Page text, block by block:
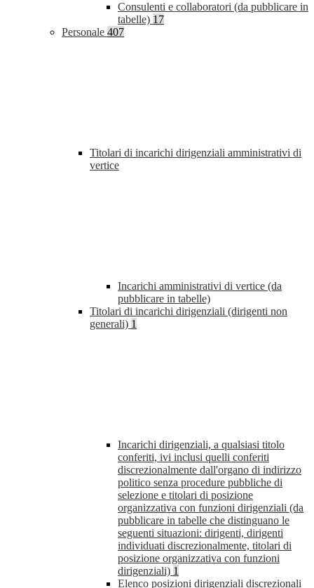
Consulenti e collaboratori (da pubblicare in
tabelle) 17
Personale 407
Titolari di incarichi dirigenziali amministrativi di
vertice
Incarichi amministrativi di vertice (da
pubblicare in tabelle)
Titolari di incarichi dirigenziali (dirigenti non
generali) 1
Incarichi dirigenziali, a qualsiasi titolo
conferiti, ivi inclusi quelli conferiti
discrezionalmente dall'organo di indirizzo
politico senza procedure pubbliche di
selezione e titolari di posizione
organizzativa con funzioni dirigenziali (da
pubblicare in tabelle che distinguano le
seguenti situazioni: dirigenti, dirigenti
individuati discrezionalmente, titolari di
posizione organizzativa con funzioni
dirigenziali) 1
Elenco posizioni dirigenziali discrezionali